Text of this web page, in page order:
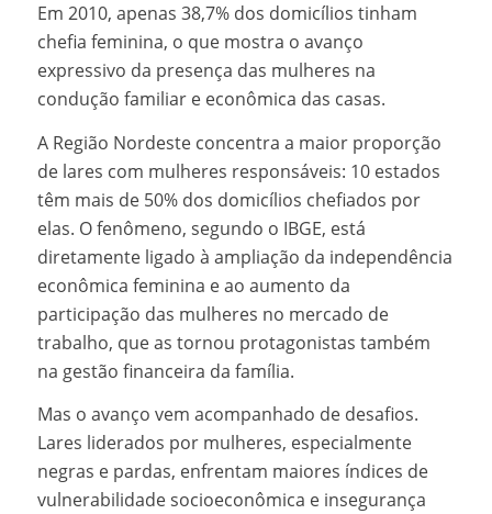
Em 2010, apenas 38,7% dos domicílios tinham
chefia feminina, o que mostra o avanço
expressivo da presença das mulheres na
condução familiar e econômica das casas.
A Região Nordeste concentra a maior proporção
de lares com mulheres responsáveis: 10 estados
têm mais de 50% dos domicílios chefiados por
elas. O fenômeno, segundo o IBGE, está
diretamente ligado à ampliação da independência
econômica feminina e ao aumento da
participação das mulheres no mercado de
trabalho, que as tornou protagonistas também
na gestão financeira da família.
Mas o avanço vem acompanhado de desafios.
Lares liderados por mulheres, especialmente
negras e pardas, enfrentam maiores índices de
vulnerabilidade socioeconômica e insegurança